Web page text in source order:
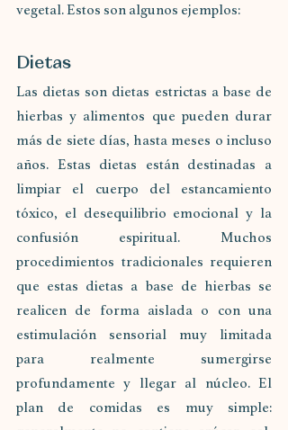
vegetal. Estos son algunos ejemplos:
Dietas
Las dietas son dietas estrictas a base de
hierbas y alimentos que pueden durar
más de siete días, hasta meses o incluso
años. Estas dietas están destinadas a
limpiar el cuerpo del estancamiento
tóxico, el desequilibrio emocional y la
confusión espiritual. Muchos
procedimientos tradicionales requieren
que estas dietas a base de hierbas se
realicen de forma aislada o con una
estimulación sensorial muy limitada
para realmente sumergirse
profundamente y llegar al núcleo. El
plan de comidas es muy simple: